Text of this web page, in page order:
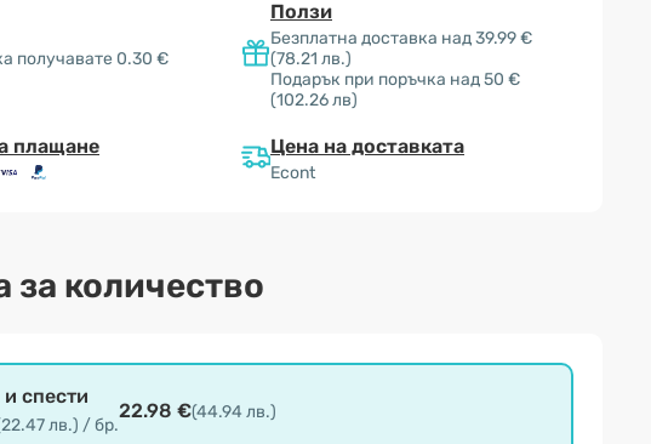
получавате 0.30 €
Ползи
Безплатна доставка над 39.99 €
(78.21 лв.)
Подарък при поръчка над 50 €
(102.26 лв)
плащане Цена на доставката
Econt
за количество
спести
лв.) / бр.
22.98 €(44.94 лв.)